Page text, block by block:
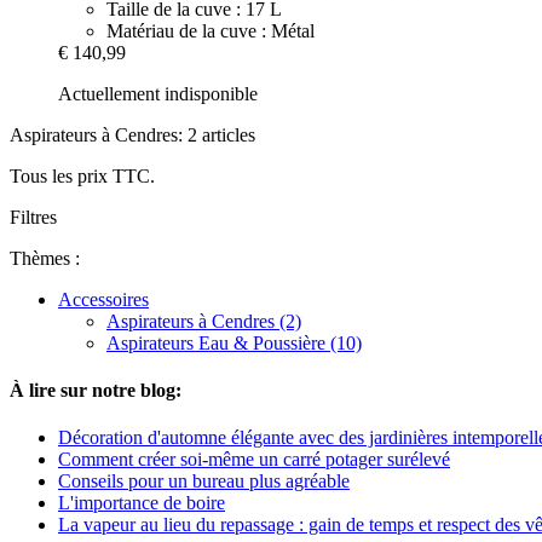
Taille de la cuve : 17 L
Matériau de la cuve : Métal
€ 140,99
Actuellement indisponible
Aspirateurs à Cendres: 2 articles
Tous les prix TTC.
Filtres
Thèmes :
Accessoires
Aspirateurs à Cendres (2)
Aspirateurs Eau & Poussière (10)
À lire sur notre blog:
Décoration d'automne élégante avec des jardinières
Comment créer soi-même un carré potager surélevé
Conseils pour un bureau plus agréable
L'importance de boire
La vapeur au lieu du repassage : gain de temps et respect des